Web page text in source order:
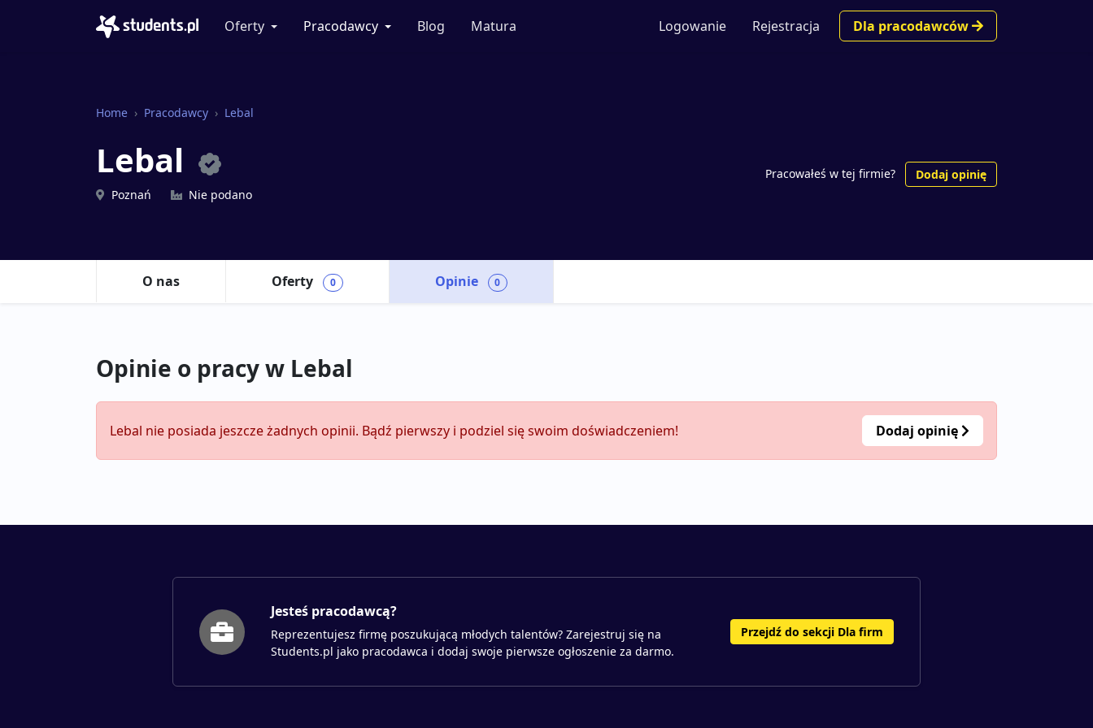
Oferty Pracodawcy Blog Matura Logowanie Rejestracja Dla pracodawców
Home Pracodawcy Lebal
Lebal
Poznań Nie podano
Pracowałeś w tej firmie? Dodaj opinię
O nas Oferty 0 Opinie 0
Opinie o pracy w Lebal
Lebal nie posiada jeszcze żadnych opinii. Bądź pierwszy i podziel się swoim doświadczeniem! Dodaj opinię
Jesteś pracodawcą?
Reprezentujesz firmę poszukującą młodych talentów? Zarejestruj się na
Students.pl jako pracodawca i dodaj swoje pierwsze ogłoszenie za darmo.
Przejdź do sekcji Dla firm